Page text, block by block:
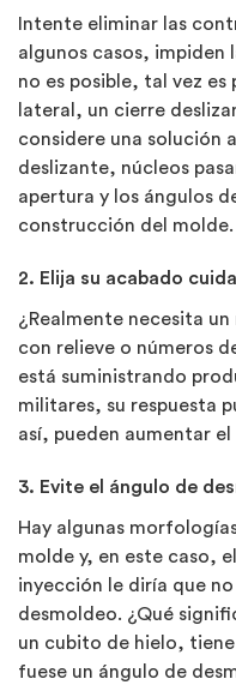
Intente eliminar las
algunos casos, impiden
no es posible, tal vez
lateral, un cierre
considere una solución
deslizante, núcleos
apertura y los ángulos
construcción del molde.
2. Elija su acabado
¿Realmente necesita
con relieve o números
está suministrando
militares, su respuesta
así, pueden aumentar
3. Evite el ángulo de
Hay algunas
molde y, en este caso,
inyección le diría que
desmoldeo. ¿Qué
un cubito de hielo,
fuese un ángulo de